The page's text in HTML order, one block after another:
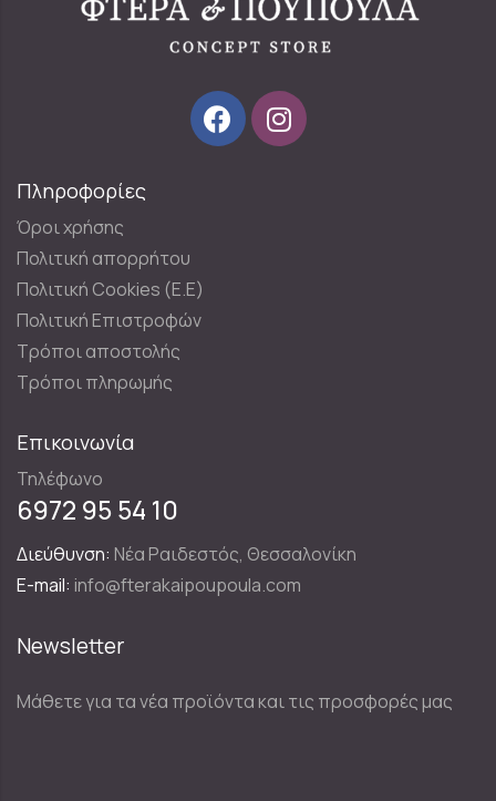
Πληροφορίες
Όροι χρήσης
Πολιτική απορρήτου
Πολιτική Cookies (E.E)
Πολιτική Επιστροφών
Τρόποι αποστολής
Τρόποι πληρωμής
Επικοινωνία
Τηλέφωνο
6972 95 54 10
Διεύθυνση: Νέα Ραιδεστός, Θεσσαλονίκη
E-mail: info@fterakaipoupoula.com
Newsletter
Μάθετε για τα νέα προϊόντα και τις προσφορές μας